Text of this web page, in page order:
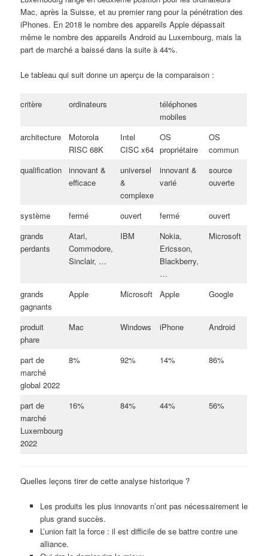
Mac, après la Suisse, et au premier rang pour la pénétration des
iPhones. En 2018 le nombre des appareils Apple dépassait
même le nombre des appareils Android au Luxembourg, mais la
part de marché a baissé dans la suite à 44%.
Le tableau qui suit donne un aperçu de la comparaison :
critère ordinateurs
téléphones
mobiles
architecture
Motorola
RISC 68K
Intel
CISC x64
OS
propriétaire
OS
commun
qualification
innovant &
efficace
universel
&
complexe
innovant &
varié
source
ouverte
système fermé ouvert fermé
ouvert
grands
perdants
Atari,
Commodore,
Sinclair, …
IBM
Nokia,
Ericsson,
Blackberry,
…
Microsoft
grands
gagnants
Apple Microsoft Apple Google
produit
phare
Mac Windows iPhone Android
part de
marché
global 2022
8% 92% 14% 86%
part de
marché
Luxembourg
2022
16% 84% 44% 56%
Quelles leçons tirer de cette analyse historique ?
Les produits les plus innovants n’ont pas nécessairement le
plus grand succès.
L’union fait la force : il est difficile de se battre contre une
alliance.